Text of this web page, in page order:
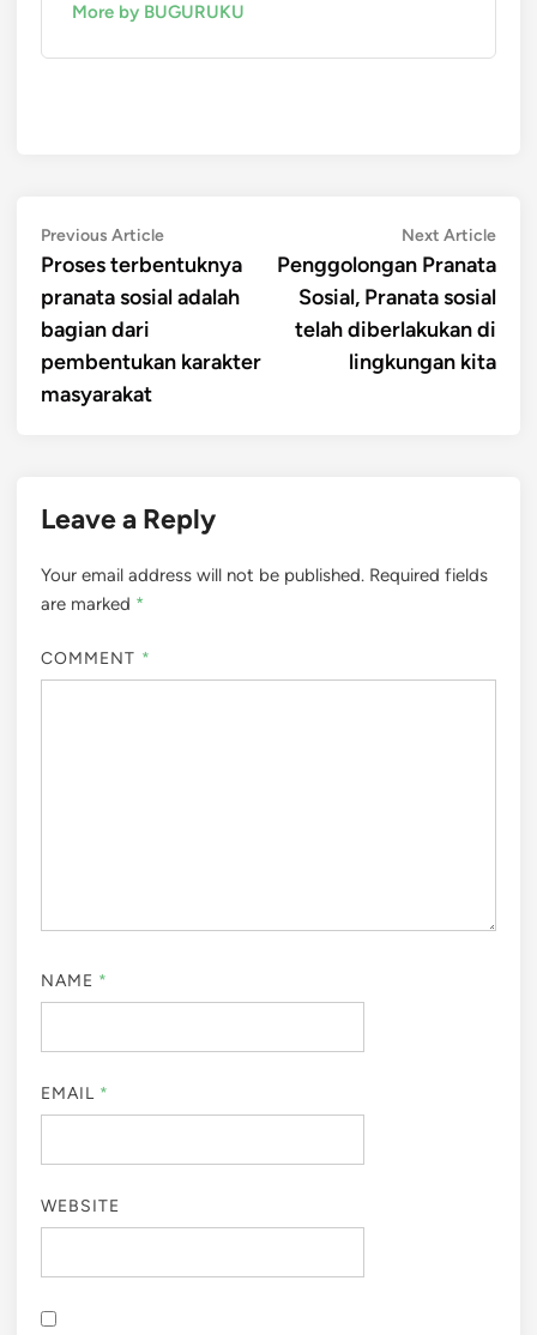
More by BUGURUKU
Post
navigation
Previous ArticlePrevious
article:
Proses terbentuknya
pranata sosial adalah
bagian dari
pembentukan karakter
masyarakat
Next ArticleNext
Penggolongan Pranata
Sosial, Pranata sosial
telah diberlakukan di
lingkungan kita
Leave a Reply
Your email address will not be published. Required fields
are marked *
COMMENT *
NAME *
EMAIL *
WEBSITE